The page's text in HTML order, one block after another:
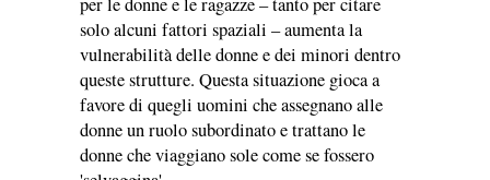
solo alcuni fattori spaziali – aumenta la
vulnerabilità delle donne e dei minori dentro
queste strutture. Questa situazione gioca a
favore di quegli uomini che assegnano alle
donne un ruolo subordinato e trattano le
donne che viaggiano sole come se fossero